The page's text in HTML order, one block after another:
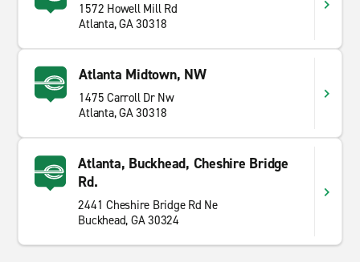
1572 Howell Mill Rd
Atlanta, GA 30318
Atlanta Midtown, NW
1475 Carroll Dr Nw
Atlanta, GA 30318
Atlanta, Buckhead, Cheshire Bridge
Rd.
2441 Cheshire Bridge Rd Ne
Buckhead, GA 30324